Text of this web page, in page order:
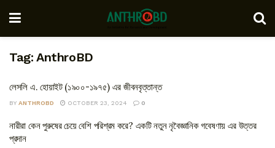
Tag: AnthroBD
লেসলি এ. হোয়াইট (১৯০০-১৯৭৫) এর জীবনবৃত্তান্ত
BY ANTHROBD OCTOBER 23, 2024 0
নারীরা কেন পুরুষের চেয়ে বেশি পরিশ্রম করে? একটি নতুন নৃবৈজ্ঞানিক গবেষণায় এর উত্তর
প্রদান